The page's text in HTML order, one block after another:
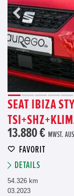
SEAT IBIZA
13.880 € MWST.
FAVORIT
DETAILS
54.326 km
03.2023